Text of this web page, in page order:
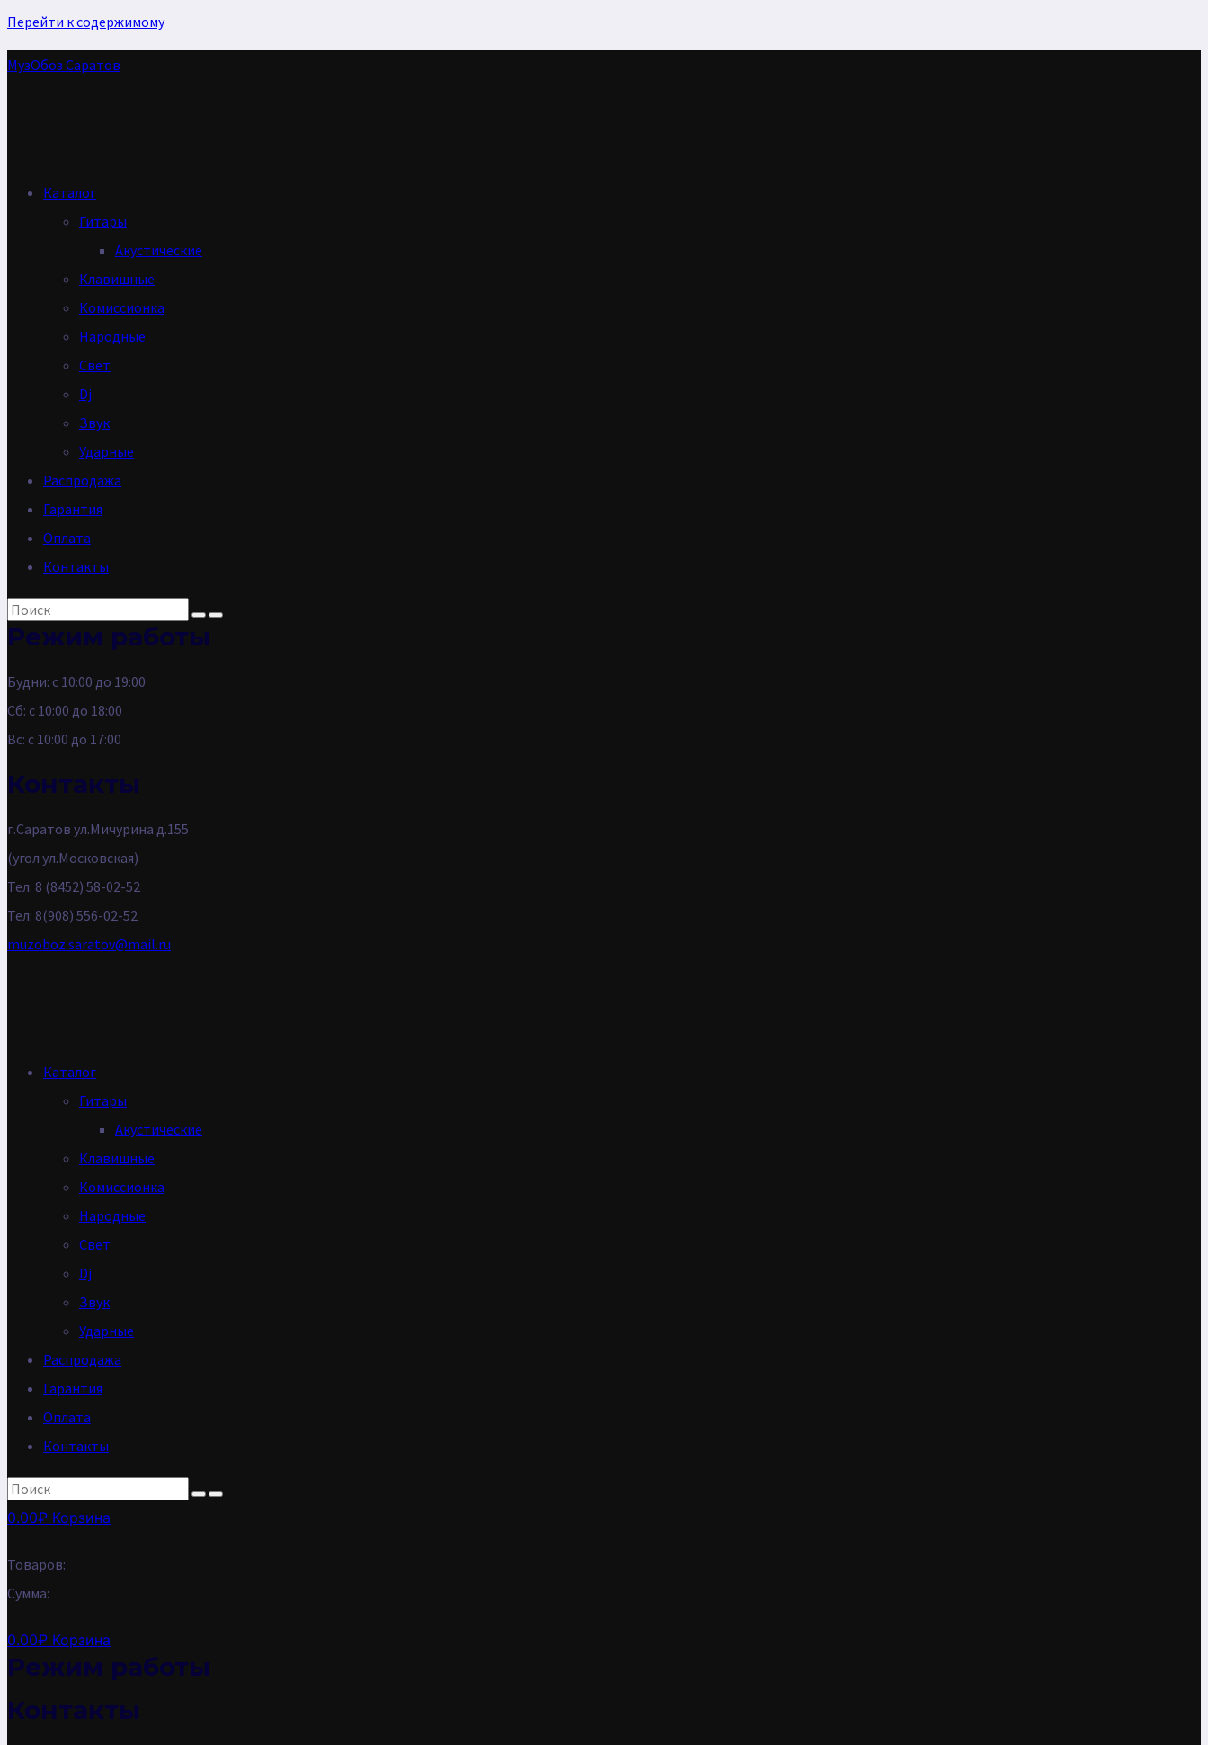
Перейти к содержимому
МузОбоз Саратов
Каталог
Гитары
Акустические
Клавишные
Комиссионка
Народные
Свет
Dj
Звук
Ударные
Распродажа
Гарантия
Оплата
Контакты
Режим работы
Будни: с 10:00 до 19:00
Сб: с 10:00 до 18:00
Вс: с 10:00 до 17:00
Контакты
г.Саратов ул.Мичурина д.155
(угол ул.Московская)
Тел: 8 (8452) 58-02-52
Тел: 8(908) 556-02-52
muzoboz.saratov@mail.ru
Каталог
Гитары
Акустические
Клавишные
Комиссионка
Народные
Свет
Dj
Звук
Ударные
Распродажа
Гарантия
Оплата
Контакты
0.00₽ Корзина
Товаров:
Сумма:
0.00₽ Корзина
Режим работы
Контакты